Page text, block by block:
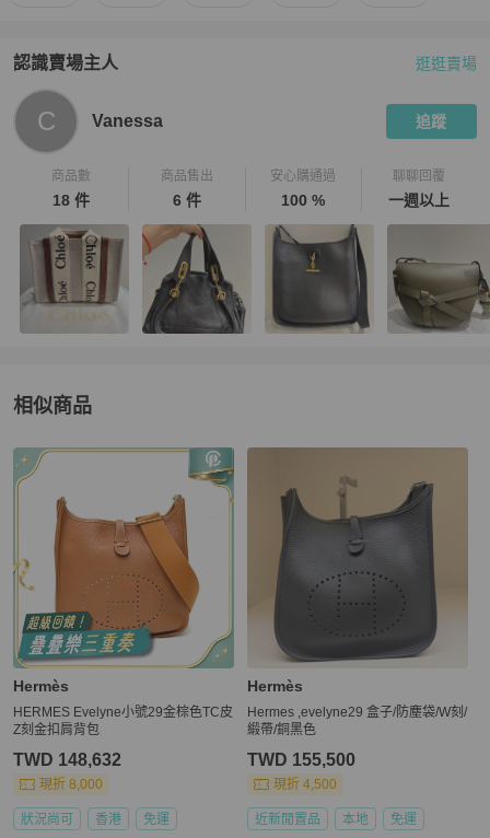
認識賣場主人
PopChill 拍拍圈嚴選賣家
逛逛賣場
C Vanessa 追蹤
商品數
18 件
商品售出
6 件
安心購通過
100 %
聊聊回覆
一週以上
相似商品
更多相似Hermès女包推薦精品
Hermès
HERMES Evelyne小號29金棕色TC皮
Z刻金扣肩背包
TWD 148,632
現折 8,000
狀況尚可 香港 免運
Hermès
Hermes ,evelyne29 盒子/防塵袋/W刻/
緞帶/銅黑色
TWD 155,500
現折 4,500
近新閒置品 本地 免運